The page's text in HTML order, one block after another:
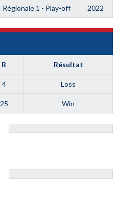
Régionale 1 - Play-off 2022
R Résultat
4 Loss
25 Win